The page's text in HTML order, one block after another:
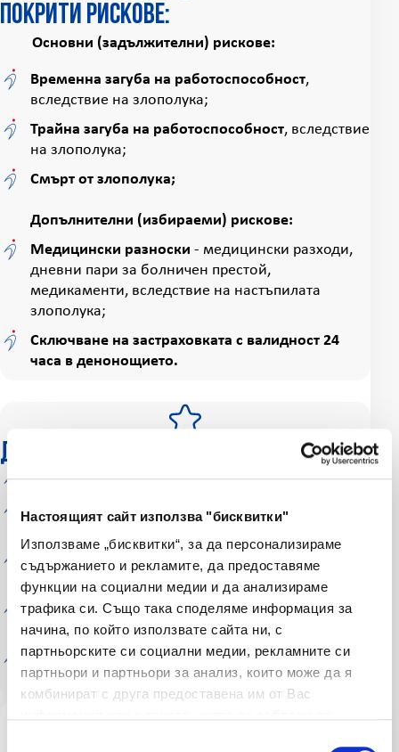
Настоящият сайт използва "бисквитки"
Използваме „бисквитки“, за да персонализираме
съдържанието и рекламите, да предоставяме
функции на социални медии и да анализираме
трафика си. Също така споделяме информация за
начина, по който използвате сайта ни, с
партньорските си социални медии, рекламните си
партньори и партньори за анализ, които може да я
комбинират с друга предоставена им от Вас
Покрити рискове:
Основни (задължителни) рискове:
Временна загуба на работоспособност,
вследствие на злополука;
Трайна загуба на работоспособност, вследствие
на злополука;
Смърт от злополука;
Допълнителни (избираеми) рискове:
Медицински разноски - медицински разходи,
дневни пари за болничен престой,
медикаменти, вследствие на настъпилата
злополука;
Сключване на застраховката с валидност 24
часа в денонощието.
Допълнителни предимства:
Защита за всеки, който обича спорта;
Покритие при травми настъпили по време на
Финансова подкрепа при загуба на
работоспособност;
Възможен избор за покритие на медицински
разходи;
Възможност за групово застраховане на клубове
или отбори.